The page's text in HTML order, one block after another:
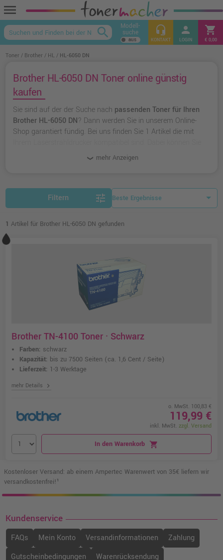
menu
keyboard_arrow_up
search Modell-
suche headset_mic
KONTAKT
person
LOGIN
shopping_cart
€ 0,00
Toner Brother HL HL-6050 DN
Brother HL-6050 DN Toner online günstig
kaufen
Sie sind auf der der Suche nach passenden Toner für Ihren
Brother HL-6050 DN? Dann werden Sie in unserem Online-
Shop garantiert fündig. Bei uns finden Sie 1 Artikel die mit
originalen Toner von Brother wählen oder zu
mehr Anzeigen
Filtern tune
1 Artikel für Brother HL-6050 DN gefunden
Brother TN-4100 Toner · Schwarz
Farben: schwarz
Kapazität: bis zu 7500 Seiten (ca. 1,6 Cent / Seite)
Lieferzeit: 1-3 Werktage
mehr Details chevron_right
o. MwSt. 100,83 €
119,99 €
inkl. MwSt. zzgl. Versand
In den Warenkorb shopping_cart
Kostenloser Versand: ab einem Ampertec Warenwert von 35€ liefern wir
versandkostenfrei!¹
Kundenservice
FAQs Mein Konto Versandinformationen
Zahlung
Gutscheinbedingungen
Warenrücksendung